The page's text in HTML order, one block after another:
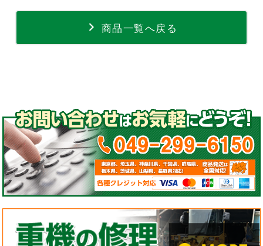
商品一覧へ戻る